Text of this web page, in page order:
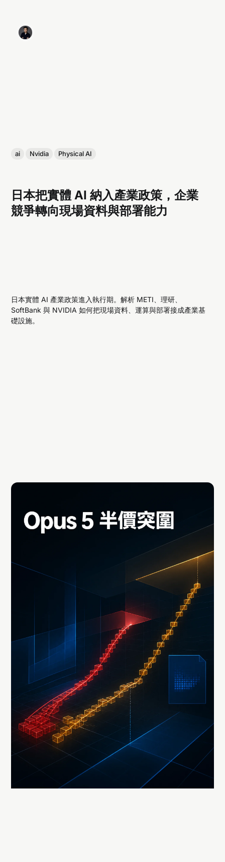
ai Nvidia Physical AI
日本把實體 AI 納入產業政策，企業
競爭轉向現場資料與部署能力
日本實體 AI 產業政策進入執行期。解析 METI、理研、
SoftBank 與 NVIDIA 如何把現場資料、運算與部署接成產業基
礎設施。